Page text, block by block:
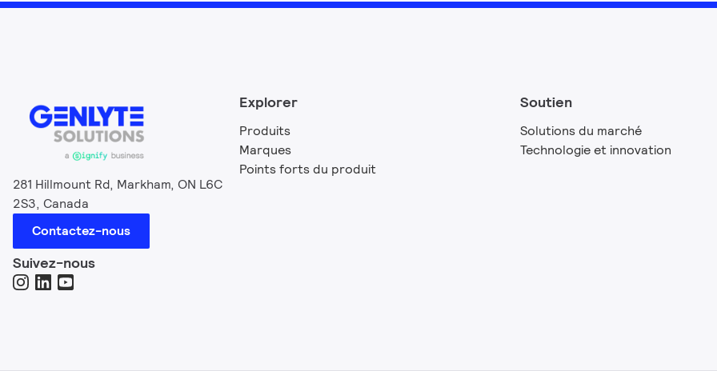
281 Hillmount Rd, Markham, ON L6C
2S3, Canada
Contactez-nous
Suivez-nous
Explorer
Produits
Marques
Points forts du produit
Soutien
Solutions du marché
Technologie et innovation